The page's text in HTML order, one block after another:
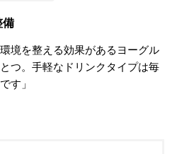
備
境を整える効果があるヨーグル
つ。手軽なドリンクタイプは毎
す」